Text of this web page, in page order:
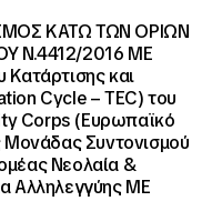
ΚΑΤΩ ΤΩΝ ΟΡΙΩΝ
Ν.4412/2016 ΜΕ
και
Cycle – TEC) του
Corps (Ευρωπαϊκό
Συντονισμού
Νεολαία &
Αλληλεγγύης ΜΕ